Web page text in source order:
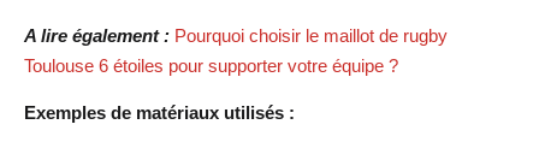
A lire également : Pourquoi choisir le maillot de rugby
Toulouse 6 étoiles pour supporter votre équipe ?
Exemples de matériaux utilisés :